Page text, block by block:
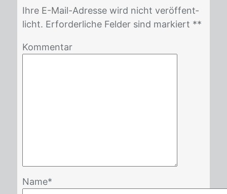
Ihre E-Mail-Adres­se wird nicht ver­öf­fent­
licht. Er­for­der­li­che Fel­der sind mar­kiert **
Kommentar
Name*